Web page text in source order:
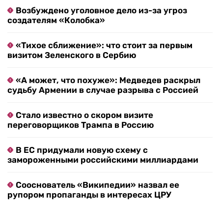
Возбуждено уголовное дело из-за угроз
создателям «Колобка»
«Тихое сближение»: что стоит за первым
визитом Зеленского в Сербию
«А может, что похуже»: Медведев раскрыл
судьбу Армении в случае разрыва с Россией
Стало известно о скором визите
переговорщиков Трампа в Россию
В ЕС придумали новую схему с
замороженными российскими миллиардами
Сооснователь «Википедии» назвал ее
рупором пропаганды в интересах ЦРУ